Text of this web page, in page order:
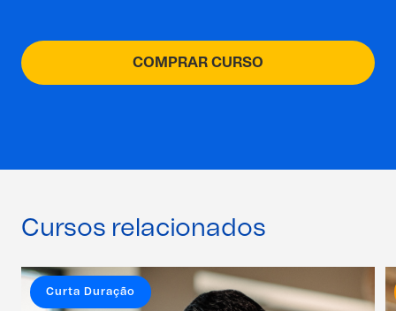
COMPRAR CURSO
Cursos relacionados
Curta Duração